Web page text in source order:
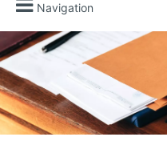
Navigation